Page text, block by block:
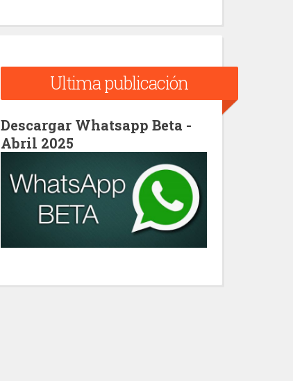
Ultima publicación
Descargar Whatsapp Beta -
Abril 2025